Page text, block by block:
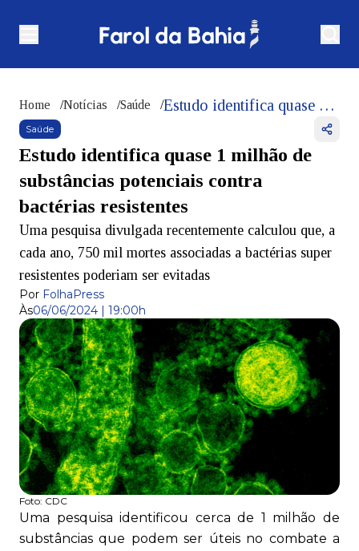
Home /Notícias /Saúde / Estudo identifica quase 1 milhão de substâncias potenciais contra bactérias resistentes
Saúde
Estudo identifica quase 1 milhão de
substâncias potenciais contra
bactérias resistentes
Uma pesquisa divulgada recentemente calculou que, a
cada ano, 750 mil mortes associadas a bactérias super
resistentes poderiam ser evitadas
Por FolhaPress
Às06/06/2024 | 19:00h
Foto: CDC
Uma pesquisa identificou cerca de 1 milhão de
substâncias que podem ser úteis no combate a